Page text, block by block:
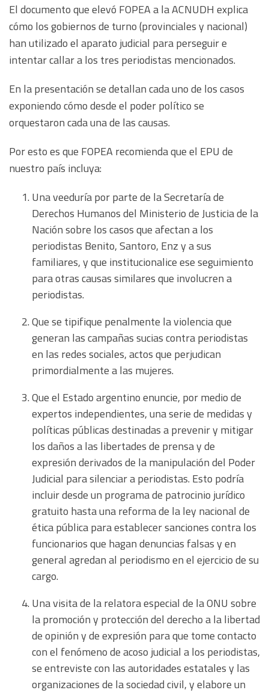
El documento que elevó FOPEA a la ACNUDH explica
cómo los gobiernos de turno (provinciales y nacional)
han utilizado el aparato judicial para perseguir e
intentar callar a los tres periodistas mencionados.
En la presentación se detallan cada uno de los casos
exponiendo cómo desde el poder político se
orquestaron cada una de las causas.
Por esto es que FOPEA recomienda que el EPU de
nuestro país incluya:
Una veeduría por parte de la Secretaría de
Derechos Humanos del Ministerio de Justicia de la
Nación sobre los casos que afectan a los
periodistas Benito, Santoro, Enz y a sus
familiares, y que institucionalice ese seguimiento
para otras causas similares que involucren a
periodistas.
Que se tipifique penalmente la violencia que
generan las campañas sucias contra periodistas
en las redes sociales, actos que perjudican
primordialmente a las mujeres.
Que el Estado argentino enuncie, por medio de
expertos independientes, una serie de medidas y
políticas públicas destinadas a prevenir y mitigar
los daños a las libertades de prensa y de
expresión derivados de la manipulación del Poder
Judicial para silenciar a periodistas. Esto podría
incluir desde un programa de patrocinio jurídico
gratuito hasta una reforma de la ley nacional de
ética pública para establecer sanciones contra los
funcionarios que hagan denuncias falsas y en
general agredan al periodismo en el ejercicio de su
cargo.
Una visita de la relatora especial de la ONU sobre
la promoción y protección del derecho a la libertad
de opinión y de expresión para que tome contacto
con el fenómeno de acoso judicial a los periodistas,
se entreviste con las autoridades estatales y las
organizaciones de la sociedad civil, y elabore un